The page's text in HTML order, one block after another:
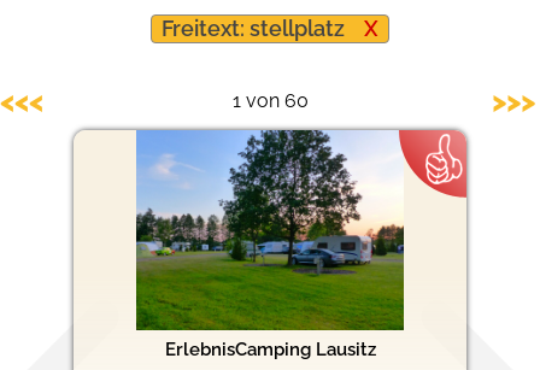
Ganzjährig geöffnet
Hundefreundliche Campingplätze
Freitext: stellplatz X
ErlebnisCamping Lausitz
1 von 60
<<< >>>